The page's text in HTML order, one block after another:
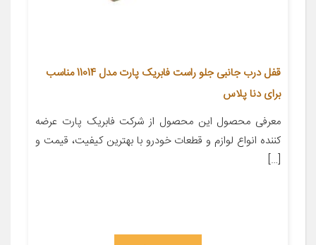
قفل درب جانبی جلو راست فابریک پارت مدل 11014 مناسب
برای دنا پلاس
معرفی محصول این محصول از شرکت فابریک پارت عرضه
کننده انواع لوازم و قطعات خودرو با بهترین کیفیت، قیمت و
[…]